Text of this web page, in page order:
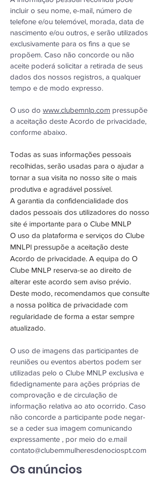
incluir o seu nome, e-mail, número de
telefone e/ou telemóvel, morada, data de
nascimento e/ou outros, e serão utilizados
exclusivamente para os fins a que se
propõem. Caso não concorde ou não
aceite poderá solicitar a retirada de seus
dados dos nossos registros, a qualquer
tempo e de modo expresso.
O uso do www.clubemnlp.com pressupõe
a aceitação deste Acordo de privacidade,
conforme abaixo.
Todas as suas informações pessoais
recolhidas, serão usadas para o ajudar a
tornar a sua visita no nosso site o mais
produtiva e agradável possível.
A garantia da confidencialidade dos
dados pessoais dos utilizadores do nosso
site é importante para o Clube MNLP
O uso da plataforma e serviços do Clube
MNLPl pressupõe a aceitação deste
Acordo de privacidade. A equipa do O
Clube MNLP reserva-se ao direito de
alterar este acordo sem aviso prévio.
Deste modo, recomendamos que consulte
a nossa política de privacidade com
regularidade de forma a estar sempre
atualizado.
O uso de imagens das participantes de
reuniões ou eventos abertos podem ser
utilizadas pelo o Clube MNLP exclusiva e
fidedignamente para ações próprias de
comprovação e de circulação de
informação relativa ao ato ocorrido. Caso
não concorde a participante pode negar-
se a ceder sua imagem comunicando
expressamente , por meio do e.mail
contato@clubemmulheresdenociospt.com
Os anúncios